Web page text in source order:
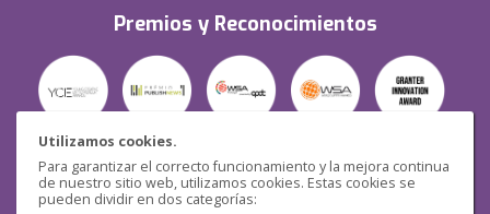
Utilizamos cookies.
Para garantizar el correcto funcionamiento y la mejora continua
de nuestro sitio web, utilizamos cookies. Estas cookies se
pueden dividir en dos categorías:
Premios y Reconocimientos
Seguridad